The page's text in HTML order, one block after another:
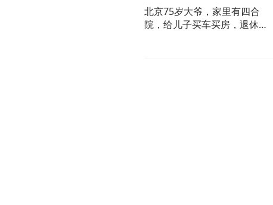
北京75岁大爷，家里有四合
院，给儿子买车买房，退休金